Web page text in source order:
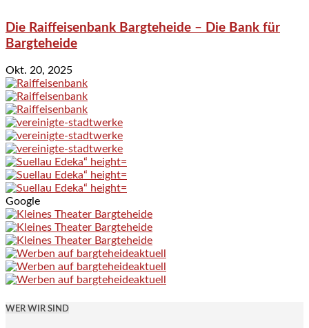
Die Raiffeisenbank Bargteheide – Die Bank für
Bargteheide
Okt. 20, 2025
Google
WER WIR SIND